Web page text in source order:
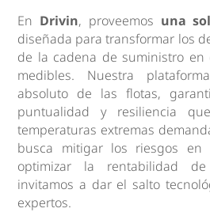
En Drivin, proveemos una
diseñada para transformar los
de la cadena de suministro en
medibles. Nuestra
absoluto de las flotas,
puntualidad y resiliencia
temperaturas extremas
busca mitigar los riesgos
optimizar la rentabilidad
invitamos a dar el salto
expertos.